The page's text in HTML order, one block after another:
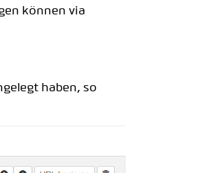
können via
haben, so